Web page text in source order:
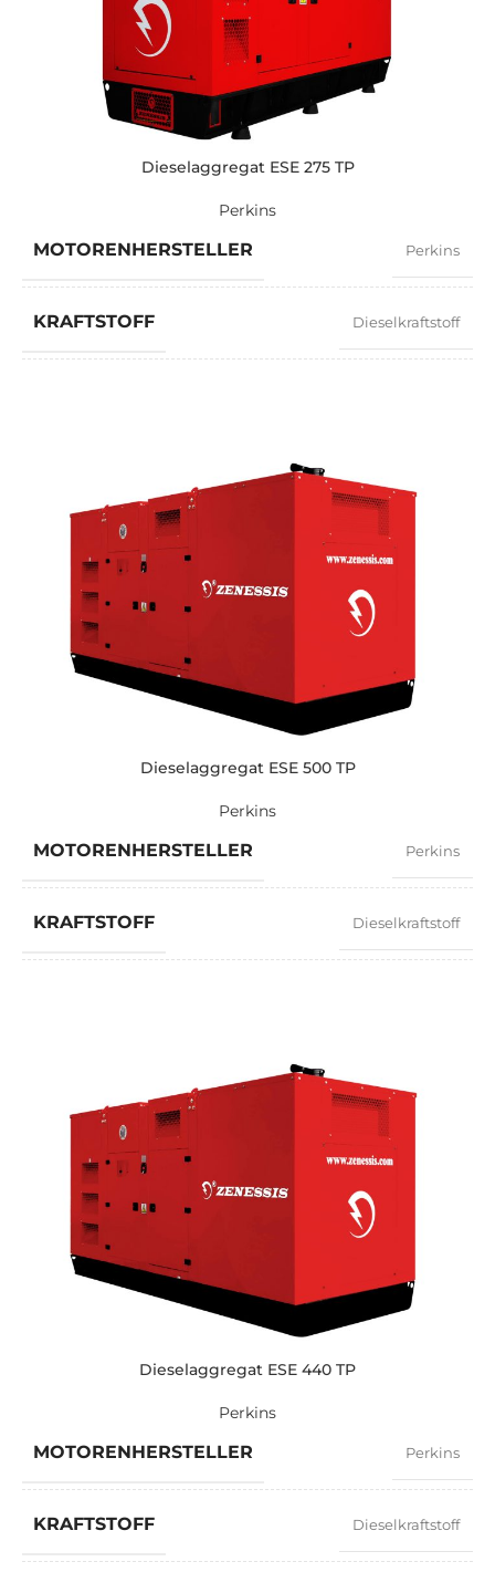
Dieselaggregat ESE 275 TP
Perkins
MOTORENHERSTELLER Perkins
KRAFTSTOFF Dieselkraftstoff
STROMSTÄRKE
STANDARDSPANNUNG
LEISTUNG (KVA) 275 / 247
Dieselaggregat ESE 500 TP
Perkins
MOTORENHERSTELLER Perkins
KRAFTSTOFF Dieselkraftstoff
STROMSTÄRKE
STANDARDSPANNUNG
LEISTUNG (KVA) 500 / 450
Dieselaggregat ESE 440 TP
Perkins
MOTORENHERSTELLER Perkins
KRAFTSTOFF Dieselkraftstoff